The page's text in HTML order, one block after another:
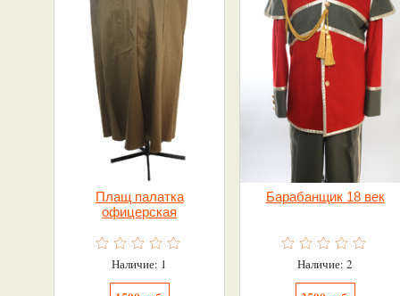
Плащ палатка
офицерская
Наличие: 1
Барабанщик 18 век
Наличие: 2